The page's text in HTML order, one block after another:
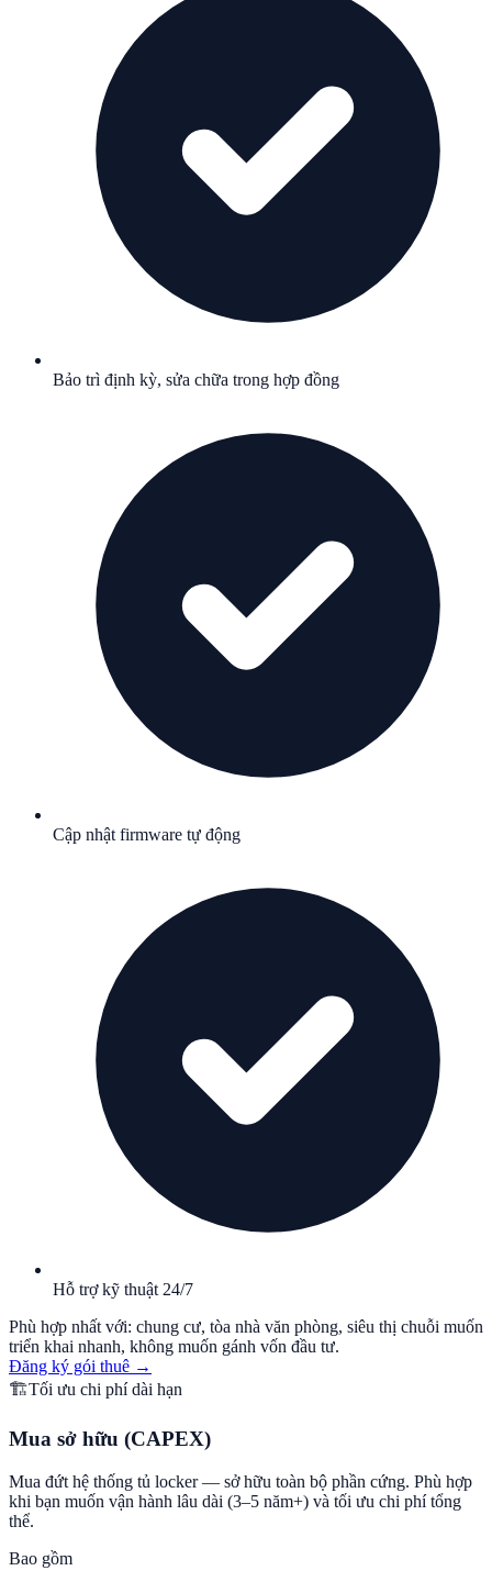
Bảo trì định kỳ, sửa chữa trong hợp đồng
Cập nhật firmware tự động
Hỗ trợ kỹ thuật 24/7
Phù hợp nhất với: chung cư, tòa nhà văn phòng, siêu thị chuỗi muốn
triển khai nhanh, không muốn gánh vốn đầu tư.
Đăng ký gói thuê →
🏗️Tối ưu chi phí dài hạn
Mua sở hữu (CAPEX)
Mua đứt hệ thống tủ locker — sở hữu toàn bộ phần cứng. Phù hợp
khi bạn muốn vận hành lâu dài (3–5 năm+) và tối ưu chi phí tổng
thể.
Bao gồm